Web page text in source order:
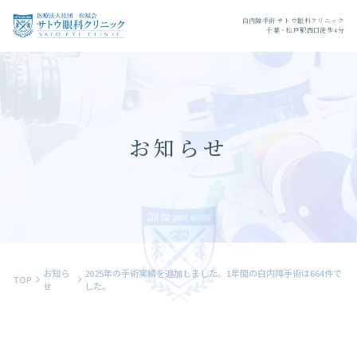
白内障手術 サトウ眼科クリニック
千葉・松戸駅西口徒歩4分
お知らせ
TOP
お知ら
せ
2025年の手術実績を追加しました。1年間の白内障手術は664件で
した。